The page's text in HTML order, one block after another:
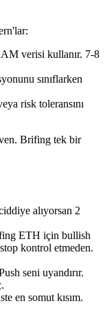
verisi kullanır. 7-8
sınıflarken
risk toleransını
Brifing tek bir
alıyorsan 2
ETH için bullish
kontrol etmeden.
seni uyandırır.
en somut kısım.